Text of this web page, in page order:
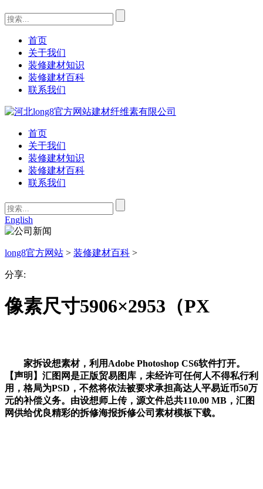
首页
关于我们
装修建材知识
装修建材百科
联系我们
首页
关于我们
装修建材知识
装修建材百科
联系我们
English
long8官方网站 > 装修建材百科 >
分享:
像素尺寸5906×2953（PX
家拆设想素材，利用Adobe Photoshop CS6软件打开。
【声明】汇图网是正版贸易图库，未经许可任何人不得私行利
用，格局为PSD，不然将依法被要求承担高达人平易近币50万
元的补偿义务。由设想师上传，源文件总共110.00 MB，汇图
网供给优良精彩的拆修海报拆修公司素材模板下载。